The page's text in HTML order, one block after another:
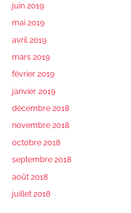
juin 2019
mai 2019
avril 2019
mars 2019
février 2019
janvier 2019
décembre 2018
novembre 2018
octobre 2018
septembre 2018
août 2018
juillet 2018